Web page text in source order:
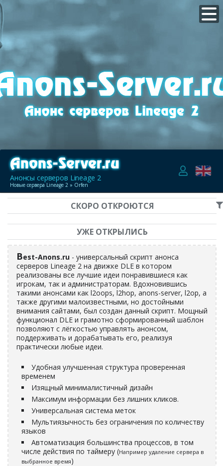
Анонсы серверов Lineage 2
Новые сервера Lineage 2 » Orfen
СКОРО ОТКРОЮТСЯ
УЖЕ ОТКРЫЛИСЬ
Best-Anons.ru - универсальный скрипт анонса
серверов Lineage 2 на движке DLE в котором
реализованы все лучшие идеи понравившиеся как
игрокам, так и администраторам. Вдохновившись
такими анонсами как l2oops, l2hop, anons-server, l2op, а
также другими малоизвестными, но достойными
внимания сайтами, был создан данный скрипт. Мощный
функционал DLE и грамотно сформированный шаблон
позволяют с лёгкостью управлять анонсом,
поддерживать и дорабатывать его, реализуя
практически любые идеи.
Удобная улучшенная структура проверенная
временем
Изящный минималистичный дизайн
Максимум информации без лишних кликов.
Универсальная система меток
Мультиязычность без ограничения по количеству
языков
Автоматизация большинства процессов, в том
числе действия по таймеру (Например удаление сервера в
выбранное время)